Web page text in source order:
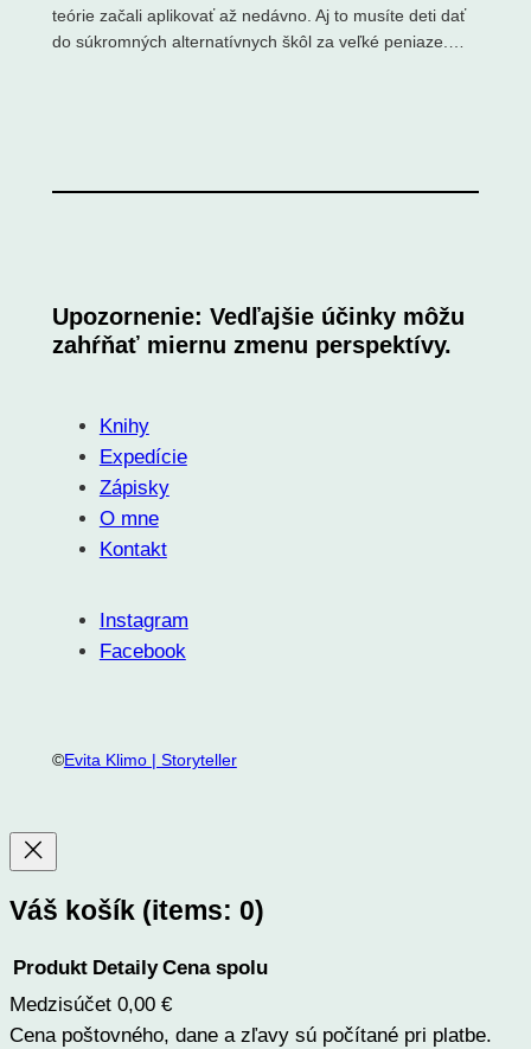
teórie začali aplikovať až nedávno. Aj to musíte deti dať
do súkromných alternatívnych škôl za veľké peniaze.…
Upozornenie: Vedľajšie účinky môžu
zahŕňať miernu zmenu perspektívy.
Knihy
Expedície
Zápisky
O mne
Kontakt
Instagram
Facebook
©Evita Klimo | Storyteller
Váš košík (items: 0)
Produkty
Produkt Detaily Cena spolu
Medzisúčet 0,00 €
Cena poštovného, dane a zľavy sú počítané pri platbe.